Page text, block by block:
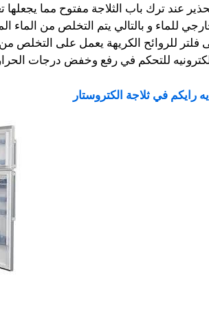
عند ترك باب الثلاجة مفتوح مما
للماء و بالتالي يتم التخلص من الماء
فلتر للروائح الكريهة يعمل على التخلص
للتحكم في رفع وخفض درجات
رايكم في ثلاجة الكتروستار